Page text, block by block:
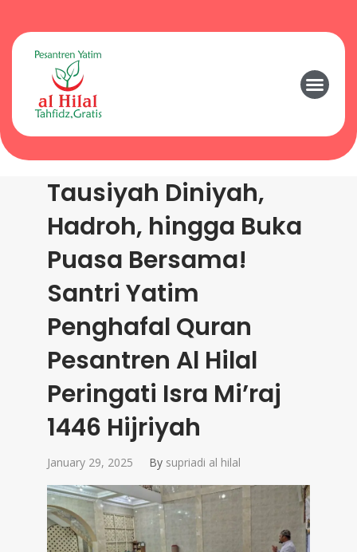
Tausiyah Diniyah,
Hadroh, hingga Buka
Puasa Bersama!
Santri Yatim
Penghafal Quran
Pesantren Al Hilal
Peringati Isra Mi’raj
1446 Hijriyah
January 29, 2025 By supriadi al hilal